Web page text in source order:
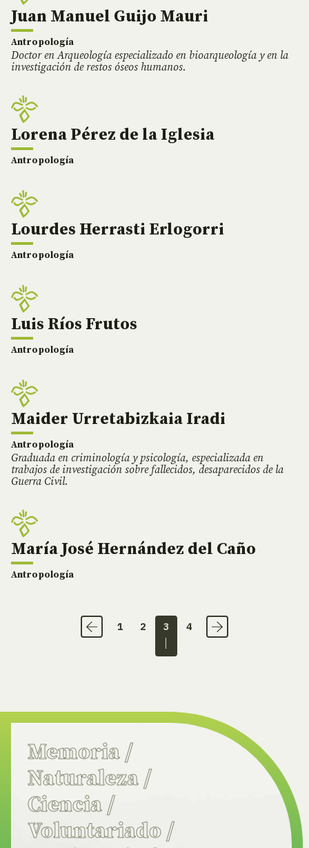
Juan Manuel Guijo Mauri
Antropología
Doctor en Arqueología especializado en bioarqueología y en la
investigación de restos óseos humanos.
Lorena Pérez de la Iglesia
Antropología
Lourdes Herrasti Erlogorri
Antropología
Luis Ríos Frutos
Antropología
Maider Urretabizkaia Iradi
Antropología
Graduada en criminología y psicología, especializada en
trabajos de investigación sobre fallecidos, desaparecidos de la
Guerra Civil.
María José Hernández del Caño
Antropología
1 2 3 4
Memoria /
Naturaleza /
Ciencia/
Voluntariado /